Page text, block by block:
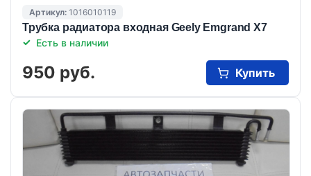
Артикул: 1016010119
Трубка радиатора входная Geely Emgrand X7
Есть в наличии
950 руб. Купить